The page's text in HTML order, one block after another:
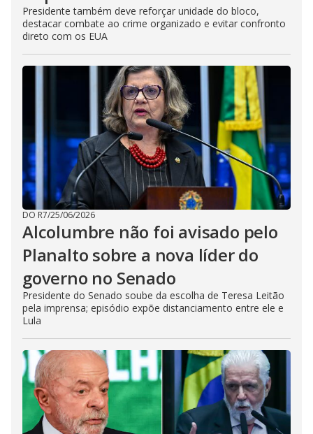
Presidente também deve reforçar unidade do bloco,
destacar combate ao crime organizado e evitar confronto
direto com os EUA
DO R7/25/06/2026
Alcolumbre não foi avisado pelo
Planalto sobre a nova líder do
governo no Senado
Presidente do Senado soube da escolha de Teresa Leitão
pela imprensa; episódio expõe distanciamento entre ele e
Lula